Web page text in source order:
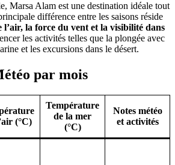
Marsa Alam est une destination idéale tout
différence entre les saisons réside
l’air, la force du vent et la visibilité dans
les activités telles que la plongée avec
et les excursions dans le désert.
par mois
(°C)
Température
de la mer
(°C)
Notes météo
et activités